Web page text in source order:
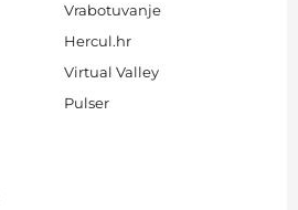
Vrabotuvanje
Hercul.hr
Virtual Valley
Pulser